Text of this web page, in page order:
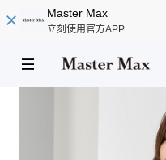
Master Max
立刻使用官方APP